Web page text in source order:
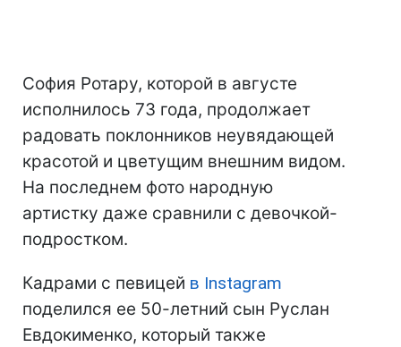
София Ротару, которой в августе
исполнилось 73 года, продолжает
радовать поклонников неувядающей
красотой и цветущим внешним видом.
На последнем фото народную
артистку даже сравнили с девочкой-
подростком.
Кадрами с певицей в Instagram
поделился ее 50-летний сын Руслан
Евдокименко, который также